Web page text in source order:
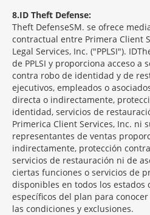
8 ID Theft Defense:
Theft DefenseSM se ofrece
contractual entre Primera Client
Legal Services, Inc. ("PPLSI").
de PPLSI y proporciona acceso a
contra robo de identidad y de
ejecutivos, empleados o
directa o indirectamente,
identidad, servicios de
Primerica Client Services, Inc. ni
representantes de ventas
indirectamente, protección
servicios de restauración ni de
ciertas funciones o servicios de
disponibles en todos los estados
específicos del plan para
las condiciones y exclusiones.